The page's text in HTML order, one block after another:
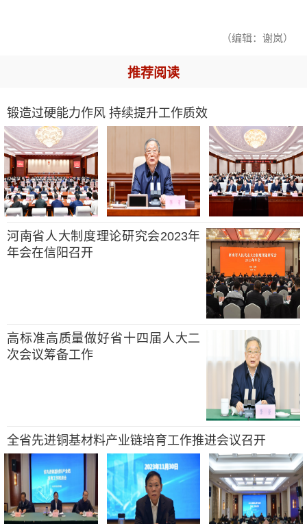
（编辑：谢岚）
推荐阅读
锻造过硬能力作风 持续提升工作质效
河南省人大制度理论研究会2023年
年会在信阳召开
高标准高质量做好省十四届人大二
次会议筹备工作
全省先进铜基材料产业链培育工作推进会议召开